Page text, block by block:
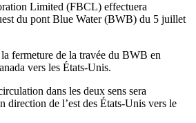
Limited (FBCL) effectuera
du pont Blue Water (BWB) du 5 juillet
fermeture de la travée du BWB en
vers les États-Unis.
dans les deux sens sera
direction de l’est des États-Unis vers le